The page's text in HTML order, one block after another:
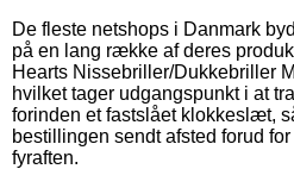
De fleste netshops i Danmark
på en lang række af deres
Hearts Nissebriller/Dukkebriller
hvilket tager udgangspunkt i at
forinden et fastslået klokkeslæt,
bestillingen sendt afsted forud
fyraften.